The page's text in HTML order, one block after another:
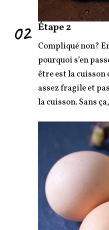
02 Étape 2
Compliqué non?
pourquoi s’en
être est la
assez fragile et
la cuisson. Sans